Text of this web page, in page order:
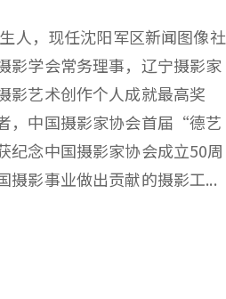
人，现任沈阳军区新闻图像社
影学会常务理事，辽宁摄影家
影艺术创作个人成就最高奖
，中国摄影家协会首届“德艺
纪念中国摄影家协会成立50周
影事业做出贡献的摄影工...